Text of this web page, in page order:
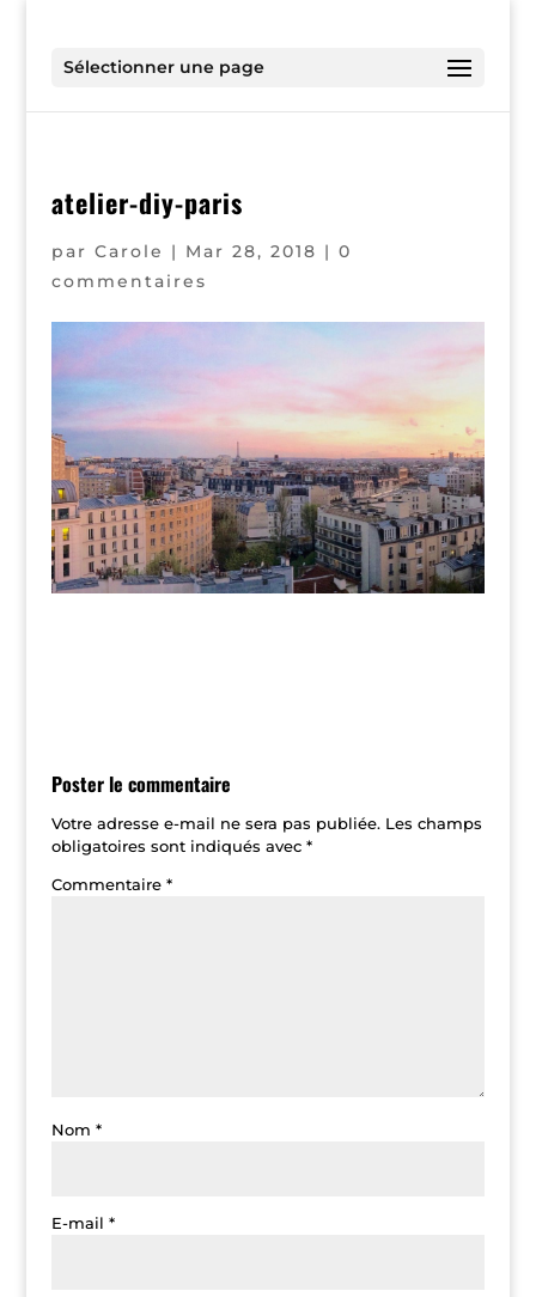
Sélectionner une page
atelier-diy-paris
par Carole | Mar 28, 2018 | 0
commentaires
Poster le commentaire
Votre adresse e-mail ne sera pas publiée. Les champs
obligatoires sont indiqués avec *
Commentaire *
Nom *
E-mail *